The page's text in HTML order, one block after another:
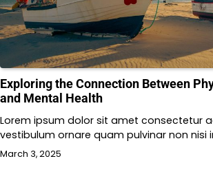
Exploring the Connection Between
and Mental Health
Lorem ipsum dolor sit amet consectetur
vestibulum ornare quam pulvinar non nisi
March 3, 2025